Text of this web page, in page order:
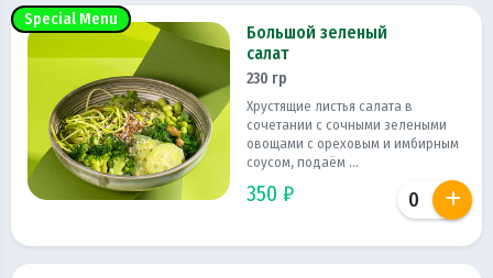
Special Menu
Большой зеленый
салат
230 гр
Хрустящие листья салата в
сочетании с сочными зелеными
овощами с ореховым и имбирным
соусом, подаём ...
350 ₽